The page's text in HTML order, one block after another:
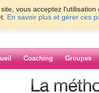
vous acceptez
En savoir plus et gérer ces
Coaching Groupes
> Wild-Honey17